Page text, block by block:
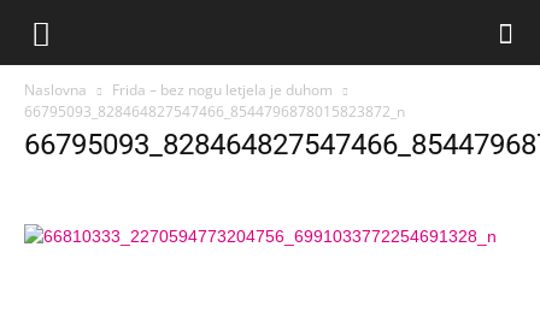
Naslovna
Frida – bez nogu letjela je duhom
66795093_828464827547466_8544796878015823872_n